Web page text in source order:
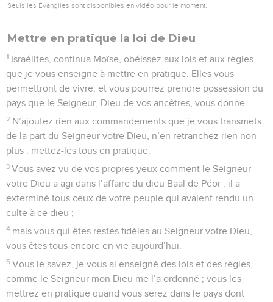
Seuls les Évangiles sont disponibles en vidéo pour le moment.
Mettre en pratique la loi de Dieu
1 Israélites, continua Moïse, obéissez aux lois et aux règles
que je vous enseigne à mettre en pratique. Elles vous
permettront de vivre, et vous pourrez prendre possession du
pays que le Seigneur, Dieu de vos ancêtres, vous donne.
2 N’ajoutez rien aux commandements que je vous transmets
de la part du Seigneur votre Dieu, n’en retranchez rien non
plus : mettez-les tous en pratique.
3 Vous avez vu de vos propres yeux comment le Seigneur
votre Dieu a agi dans l’affaire du dieu Baal de Péor : il a
exterminé tous ceux de votre peuple qui avaient rendu un
culte à ce dieu ;
4 mais vous qui êtes restés fidèles au Seigneur votre Dieu,
vous êtes tous encore en vie aujourd’hui.
5 Vous le savez, je vous ai enseigné des lois et des règles,
comme le Seigneur mon Dieu me l’a ordonné ; vous les
mettrez en pratique quand vous serez dans le pays dont